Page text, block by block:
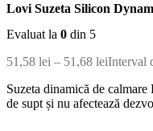
Lovi Suzeta Silicon
Evaluat la 0 din 5
51,58 lei – 51,68 leiInterval
Suzeta dinamică de
de supt și nu afectează